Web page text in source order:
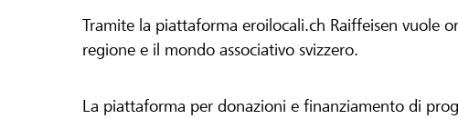
Tramite la piattaforma eroilocali.ch Raiffeisen vuole
regione e il mondo associativo svizzero.
La piattaforma per donazioni e finanziamento di